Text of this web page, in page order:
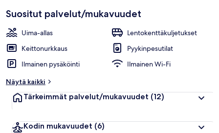
Suositut palvelut/mukavuudet
Uima-allas
Lentokenttäkuljetukset
Keittonurkkaus
Pyykinpesutilat
Ilmainen pysäköinti
Ilmainen Wi-Fi
Näytä kaikki
Tärkeimmät palvelut/mukavuudet (12)
Kodin mukavuudet (6)